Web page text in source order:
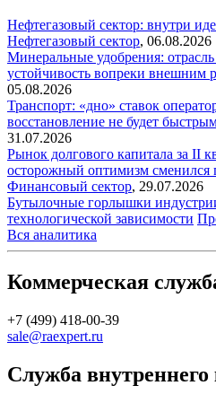
Нефтегазовый сектор: внутри
Нефтегазовый сектор, 06.08.2026
Минеральные удобрения:
устойчивость вопреки внешним
05.08.2026
Транспорт: «дно» ставок
восстановление не будет
31.07.2026
Рынок долгового капитала за II
осторожный оптимизм сменился
Финансовый сектор, 29.07.2026
Бутылочные горлышки
технологической зависимости
Вся аналитика
Коммерческая
+7 (499) 418-00-39
sale@raexpert.ru
Служба внутреннего